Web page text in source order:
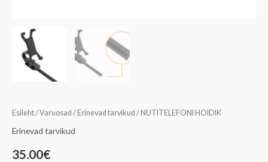
Esileht/Varuosad / Erinevad tarvikud / NUTITELEFONI HOIDIK
Erinevad tarvikud
35.00€